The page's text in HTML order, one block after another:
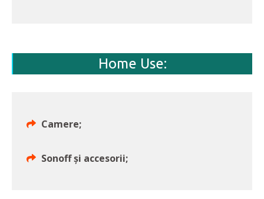
Home Use:
Camere;
Sonoff şi accesorii;